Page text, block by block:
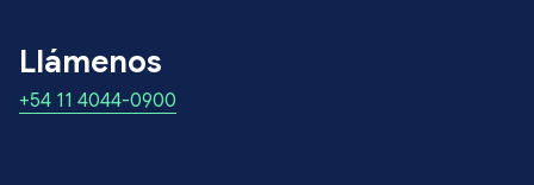
Llámenos
+54 11 4044-0900